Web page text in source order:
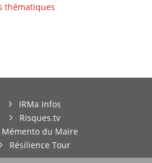
thématiques
IRMa Infos
Risques.tv
Mémento du Maire
Résilience Tour